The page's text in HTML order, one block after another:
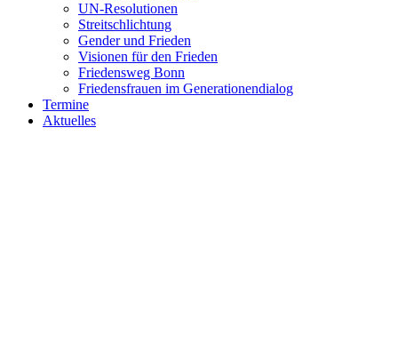
UN-Resolutionen
Streitschlichtung
Gender und Frieden
Visionen für den Frieden
Friedensweg Bonn
Friedensfrauen im Generationendialog
Termine
Aktuelles